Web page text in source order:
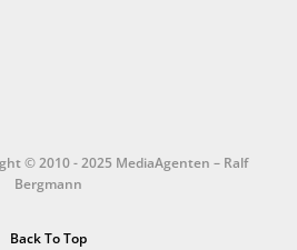
© 2010 - 2025 MediaAgenten – Ralf
Bergmann
Back To Top